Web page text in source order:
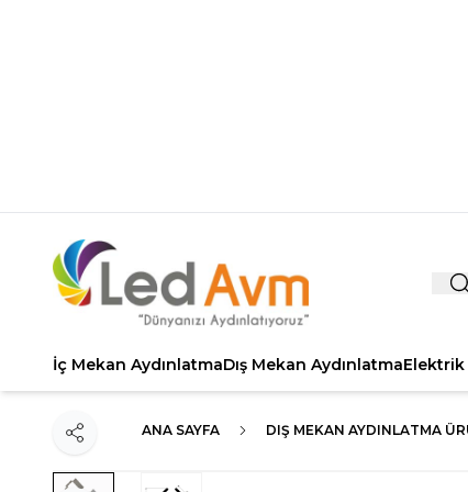
İç Mekan AydınlatmaDış Mekan AydınlatmaElektrik
ANA SAYFA DIŞ MEKAN AYDINLATMA
Paylaş